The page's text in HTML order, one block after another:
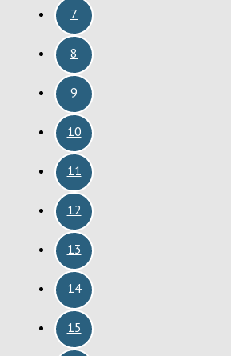
7
8
9
10
11
12
13
14
15